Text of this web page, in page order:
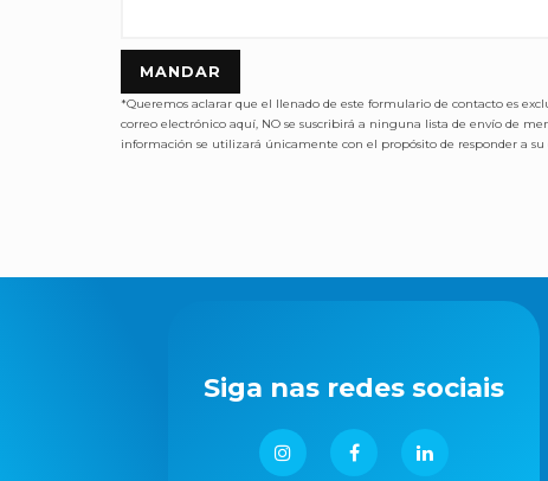
MANDAR
*Queremos aclarar que el llenado de este formulario de contacto es
correo electrónico aquí, NO se suscribirá a ninguna lista de envío de
información se utilizará únicamente con el propósito de responder a su
Siga nas redes sociais